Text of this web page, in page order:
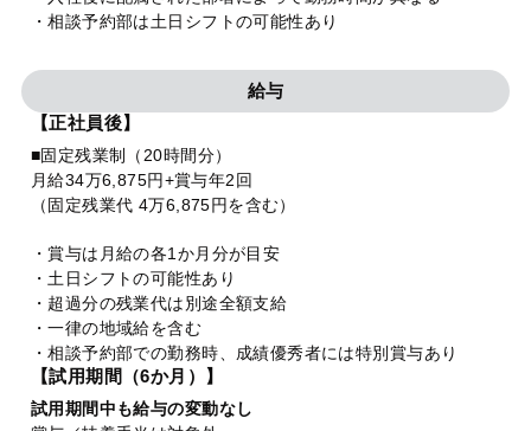
・相談予約部は土日シフトの可能性あり
給与
【正社員後】
■固定残業制（20時間分）
月給34万6,875円+賞与年2回
（固定残業代 4万6,875円を含む）
・賞与は月給の各1か月分が目安
・土日シフトの可能性あり
・超過分の残業代は別途全額支給
・一律の地域給を含む
・相談予約部での勤務時、成績優秀者には特別賞与あり
【試用期間（6か月）】
試用期間中も給与の変動なし